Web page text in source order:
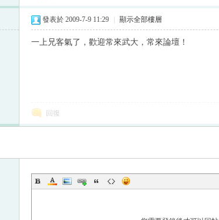
發表於 2009-7-9 11:29 顯示全部樓層
一上兄客氣了，歡迎常來武大，常來論壇！
回復